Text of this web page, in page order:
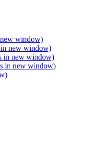
window)
in new window)
in new window)
in new window)